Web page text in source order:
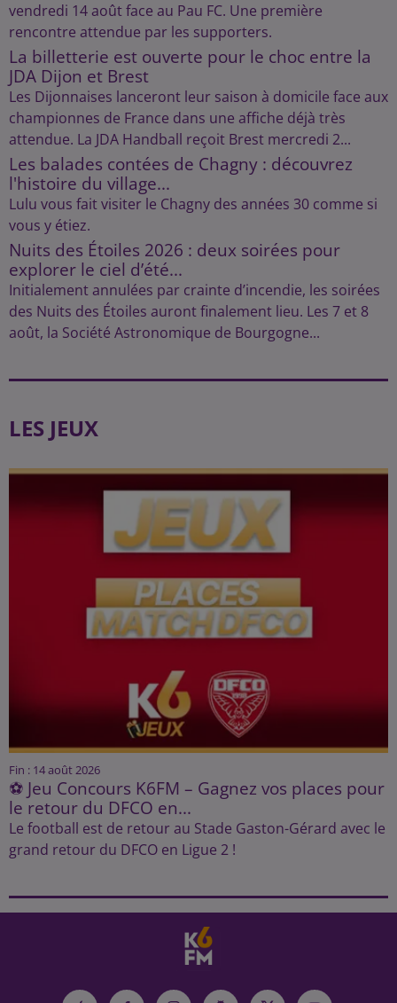
vendredi 14 août face au Pau FC. Une première
rencontre attendue par les supporters.
La billetterie est ouverte pour le choc entre la
JDA Dijon et Brest
Les Dijonnaises lanceront leur saison à domicile face aux
championnes de France dans une affiche déjà très
attendue. La JDA Handball reçoit Brest mercredi 2...
Les balades contées de Chagny : découvrez
l'histoire du village...
Lulu vous fait visiter le Chagny des années 30 comme si
vous y étiez.
Nuits des Étoiles 2026 : deux soirées pour
explorer le ciel d’été...
Initialement annulées par crainte d’incendie, les soirées
des Nuits des Étoiles auront finalement lieu. Les 7 et 8
août, la Société Astronomique de Bourgogne...
LES JEUX
Fin : 14 août 2026
⚽ Jeu Concours K6FM – Gagnez vos places pour
le retour du DFCO en...
Le football est de retour au Stade Gaston-Gérard avec le
grand retour du DFCO en Ligue 2 !